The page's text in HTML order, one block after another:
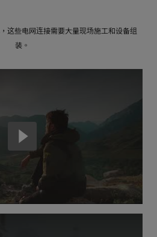
这些电网连接需要大量现场施工和设备组
装。